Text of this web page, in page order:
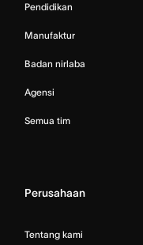
Pendidikan
Manufaktur
Badan nirlaba
Agensi
Semua tim
Perusahaan
Tentang kami